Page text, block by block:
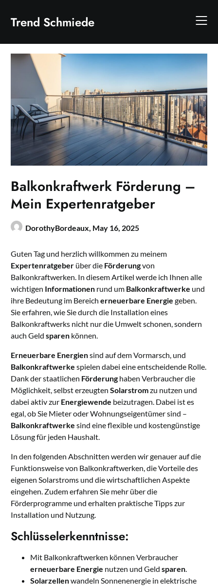
content
Trend Schmiede
Balkonkraftwerk Förderung –
Mein Expertenratgeber
DorothyBordeaux, May 16, 2025
Guten Tag und herzlich willkommen zu meinem
Expertenratgeber über die Förderungvon
Balkonkraftwerken. In diesem Artikel werde ich Ihnen alle
wichtigen Informationen rund um Balkonkraftwerke und
ihre Bedeutung im Bereicherneuerbare Energie geben.
Sie erfahren, wie Sie durch die Installation eines
Balkonkraftwerks nicht nur die Umwelt schonen, sondern
auch Geldsparen können.
Erneuerbare Energiensind auf dem Vormarsch, und
Balkonkraftwerke spielen dabei eine entscheidende Rolle.
Dank der staatlichen Förderung haben Verbraucher die
Möglichkeit, selbst erzeugtenSolarstromzu nutzen und
dabei aktiv zur Energiewende beizutragen. Dabei ist es
egal, ob Sie Mieter oder Wohnungseigentümer sind –
Balkonkraftwerke sind eine flexible und kostengünstige
Lösung für jeden Haushalt.
In den folgenden Abschnitten werden wir genauer auf die
Funktionsweise von Balkonkraftwerken, die Vorteile des
eigenen Solarstroms und die wirtschaftlichen Aspekte
eingehen. Zudem erfahren Sie mehr über die
Förderprogramme und erhalten praktische Tipps zur
Installation und Nutzung.
Schlüsselerkenntnisse:
Mit Balkonkraftwerken können Verbraucher
erneuerbare Energie nutzen und Geldsparen.
Solarzellenwandeln Sonnenenergie in elektrische